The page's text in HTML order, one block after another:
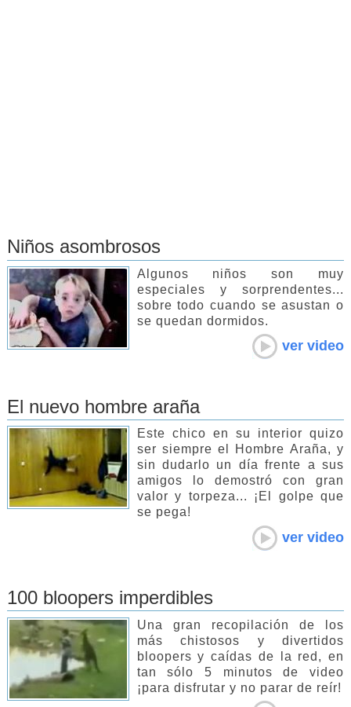
Niños asombrosos
Algunos niños son muy
especiales y sorprendentes...
sobre todo cuando se asustan o
se quedan dormidos.
ver video
El nuevo hombre araña
Este chico en su interior quizo
ser siempre el Hombre Araña, y
sin dudarlo un día frente a sus
amigos lo demostró con gran
valor y torpeza... ¡El golpe que
se pega!
ver video
100 bloopers imperdibles
Una gran recopilación de los
más chistosos y divertidos
bloopers y caídas de la red, en
tan sólo 5 minutos de video
¡para disfrutar y no parar de reír!